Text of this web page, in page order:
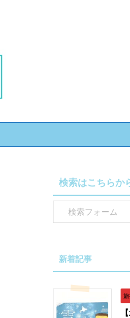
検索はこちらか
新着記事